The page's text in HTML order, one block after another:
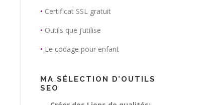
• Certificat SSL gratuit
• Outils que j’utilise
• Le codage pour enfant
MA SÉLECTION D’OUTILS
SEO